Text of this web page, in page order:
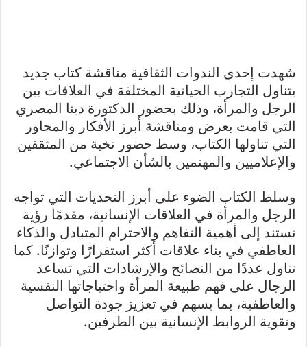
شهدت إحدى الندوات الثقافية مناقشة كتاب جديد
يتناول التجارب الحياتية المختلفة في العلاقات بين
الرجل والمرأة، وذلك بحضور الدكتورة دينا المصري
التي قامت بعرض ومناقشة أبرز الأفكار والمحاور
التي تناولها الكتاب، وسط حضور نخبة من المثقفين
والإعلاميين والمهتمين بالشأن الاجتماعي.
وسلط الكتاب الضوء على أبرز التحديات التي تواجه
الرجل والمرأة في العلاقات الإنسانية، مقدمًا رؤية
تستند إلى أهمية التفاهم والاحترام المتبادل والذكاء
العاطفي في بناء علاقات أكثر استقرارًا وتوازنًا. كما
تناول عددًا من النصائح والإرشادات التي تساعد
الرجال على فهم طبيعة المرأة واحتياجاتها النفسية
والعاطفية، بما يسهم في تعزيز جودة التواصل
وتقوية الروابط الإنسانية بين الطرفين.